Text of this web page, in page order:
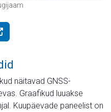
näitavad GNSS-
Graafikud luuakse
Kuupäevade paneelist on